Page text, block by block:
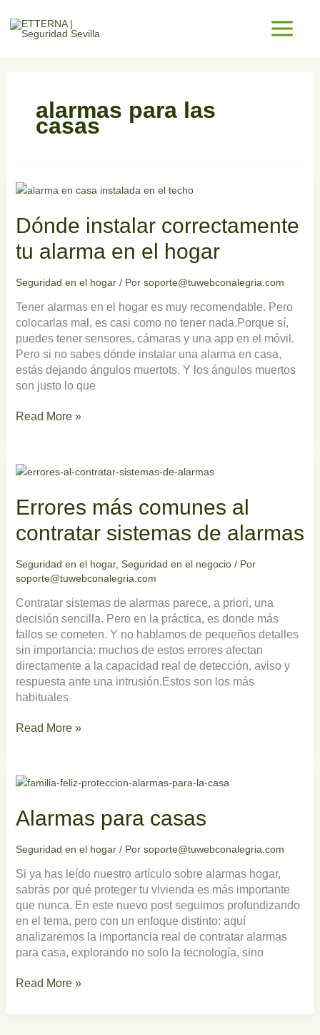
contenido
alarmas para las
casas
Dónde instalar correctamente
tu alarma en el hogar
Seguridad en el hogar/ Por soporte@tuwebconalegria.com
Tener alarmas en el hogar es muy recomendable. Pero
colocarlas mal, es casi como no tener nada.Porque sí,
puedes tener sensores, cámaras y una app en el móvil.
Pero si no sabes dónde instalar una alarma en casa,
estás dejando ángulos muertots. Y los ángulos muertos
son justo lo que
instalar
tu
alarma
en
hogar
Read More »
Errores más comunes al
contratar sistemas de alarmas
Seguridad en el hogar, Seguridad en el negocio/ Por
soporte@tuwebconalegria.com
Contratar sistemas de alarmas parece, a priori, una
decisión sencilla. Pero en la práctica, es donde más
fallos se cometen. Y no hablamos de pequeños detalles
sin importancia: muchos de estos errores afectan
directamente a la capacidad real de detección, aviso y
respuesta ante una intrusión.Estos son los más
habituales
más
al
contratar
sistemas
alarmas
Read More »
Alarmas para casas
Seguridad en el hogar/ Por soporte@tuwebconalegria.com
Si ya has leído nuestro artículo sobre alarmas hogar,
sabrás por qué proteger tu vivienda es más importante
que nunca. En este nuevo post seguimos profundizando
en el tema, pero con un enfoque distinto: aquí
analizaremos la importancia real de contratar alarmas
para casa, explorando no solo la tecnología, sino
para
Read More »